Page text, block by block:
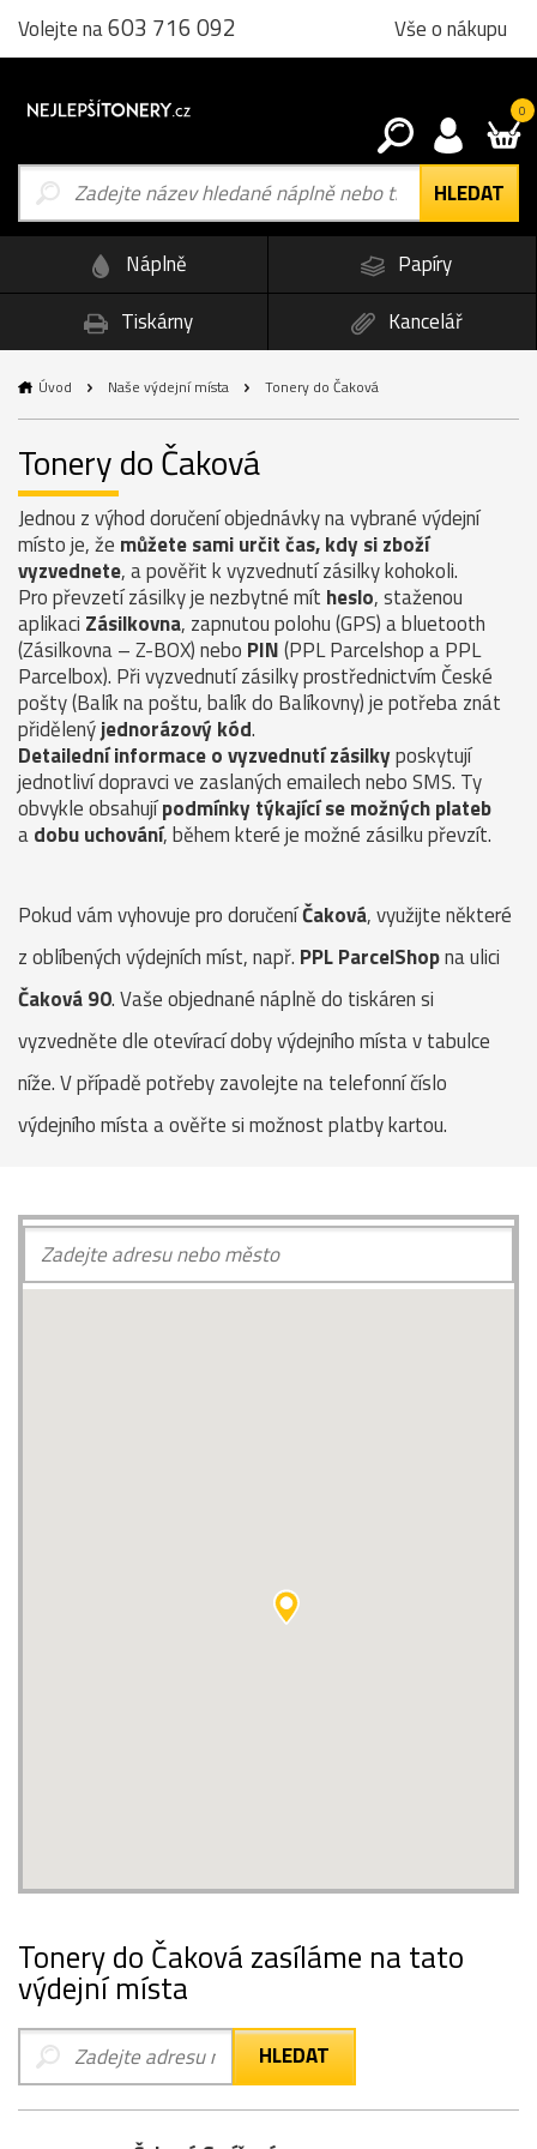
Volejte na603 716 092 Vše o nákupu
0
Náplně
Papíry
Tiskárny
Kancelář
Úvod Naše výdejní místa Tonery do Čaková
Tonery do Čaková
Jednou z výhod doručení objednávky na vybrané výdejní
místo je, že můžete sami určit čas, kdy si zboží
vyzvednete, a pověřit k vyzvednutí zásilky kohokoli.
Pro převzetí zásilky je nezbytné mít heslo, staženou
aplikaci Zásilkovna, zapnutou polohu (GPS) a bluetooth
(Zásilkovna – Z-BOX) nebo PIN(PPL Parcelshop a PPL
Parcelbox). Při vyzvednutí zásilky prostřednictvím České
pošty (Balík na poštu, balík do Balíkovny) je potřeba znát
přidělenýjednorázový kód.
Detailední informace o vyzvednutí zásilkyposkytují
jednotliví dopravci ve zaslaných emailech nebo SMS. Ty
obvykle obsahujípodmínky týkající se možných plateb
adobu uchování, během které je možné zásilku převzít.
Pokud vám vyhovuje pro doručeníČaková, využijte některé
z oblíbených výdejních míst, např. PPL ParcelShopna ulici
Čaková 90. Vaše objednané náplně do tiskáren si
vyzvedněte dle otevírací doby výdejního místa v tabulce
níže. V případě potřeby zavolejte na telefonní číslo
výdejního místa a ověřte si možnost platby kartou.
Tonery do Čaková zasíláme na tato
výdejní místa